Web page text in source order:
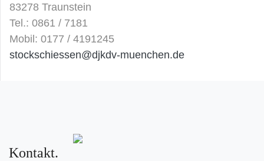
83278 Traunstein
Tel.: 0861 / 7181
Mobil: 0177 / 4191245
stockschiessen@djkdv-muenchen.de
Kontakt